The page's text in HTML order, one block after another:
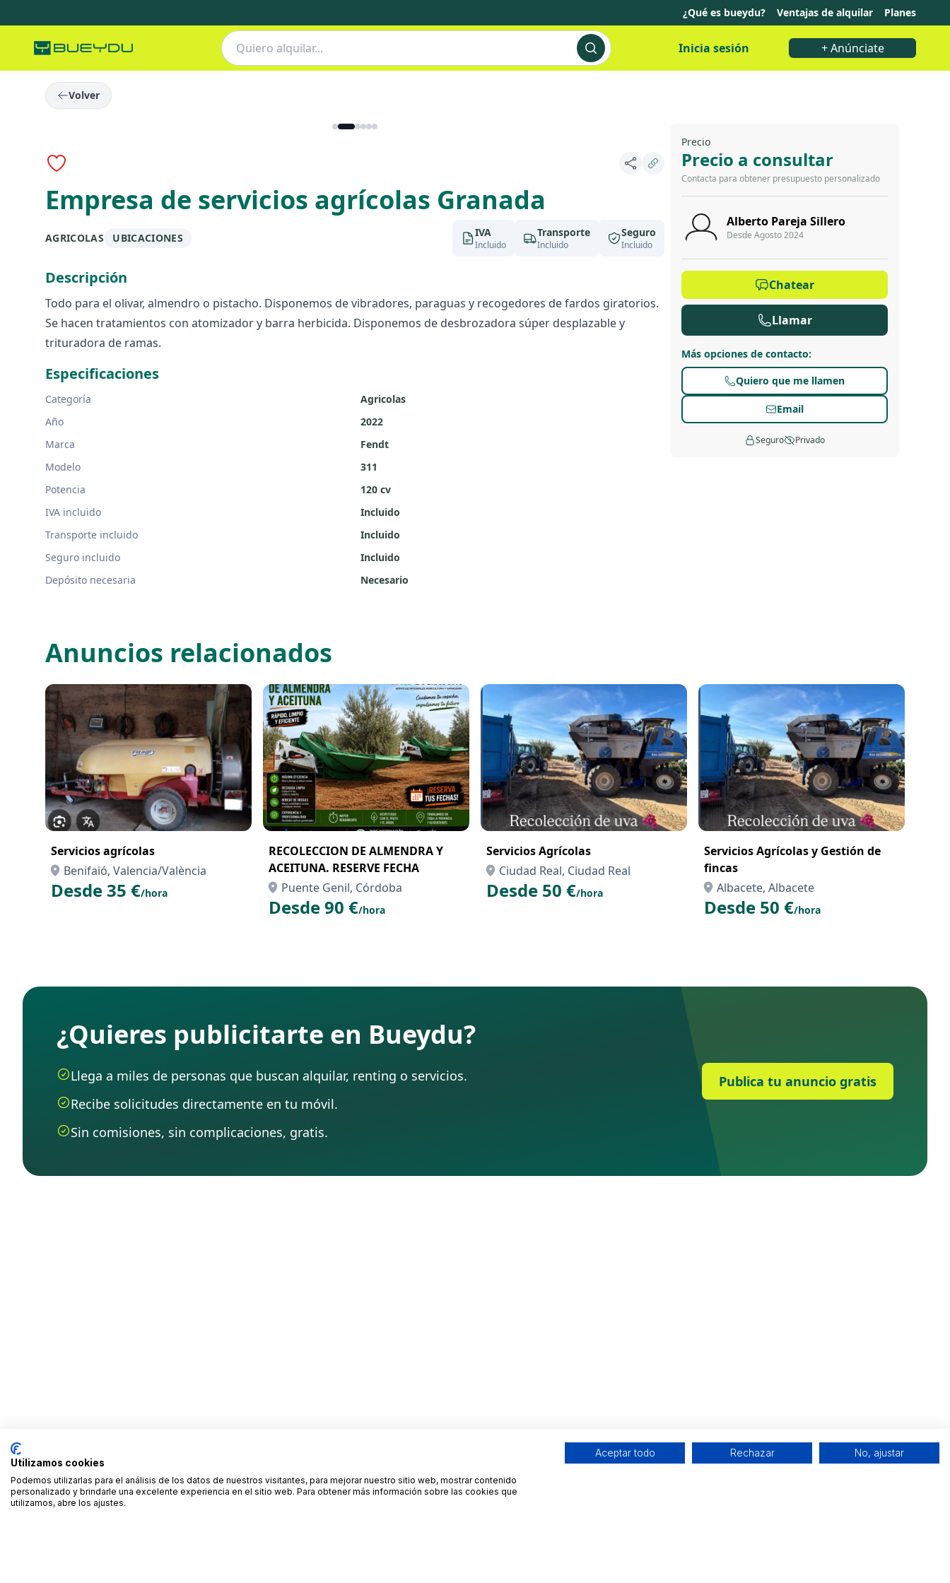
¿Qué es bueydu? Ventajas de alquilar Planes
Inicia sesión + Anúnciate
Volver
Empresa de servicios agrícolas Granada
AGRICOLAS UBICACIONES IVA
Incluido
Transporte
Incluido
Seguro
Incluido
Descripción
Todo para el olivar, almendro o pistacho. Disponemos de vibradores, paraguas y recogedores de fardos giratorios.
Se hacen tratamientos con atomizador y barra herbicida. Disponemos de desbrozadora súper desplazable y
trituradora de ramas.
Especificaciones
Categoría
Agricolas
Año
2022
Marca
Fendt
Modelo
311
Potencia
120 cv
IVA incluido
Incluido
Transporte incluido
Incluido
Seguro incluido
Incluido
Depósito necesaria
Necesario
Precio
Precio a consultar
Contacta para obtener presupuesto personalizado
Alberto Pareja Sillero
Desde Agosto 2024
Chatear
Llamar
Más opciones de contacto:
Quiero que me llamen
Email
Seguro Privado
Anuncios relacionados
Servicios agrícolas
Benifaió, Valencia/València
Desde 35 €/hora
RECOLECCION DE ALMENDRA Y
ACEITUNA. RESERVE FECHA
Puente Genil, Córdoba
Desde 90 €/hora
Servicios Agrícolas
Ciudad Real, Ciudad Real
Desde 50 €/hora
Servicios Agrícolas y Gestión de
fincas
Albacete, Albacete
Desde 50 €/hora
¿Quieres publicitarte en Bueydu?
Llega a miles de personas que buscan alquilar, renting o servicios.
Recibe solicitudes directamente en tu móvil.
Sin comisiones, sin complicaciones, gratis.
Publica tu anuncio gratis
Utilizamos cookies
Podemos utilizarlas para el análisis de los datos de nuestros visitantes, para mejorar nuestro sitio web, mostrar contenido
personalizado y brindarle una excelente experiencia en el sitio web. Para obtener más información sobre las cookies que
utilizamos, abre los ajustes.
Aceptar todo Rechazar No, ajustar